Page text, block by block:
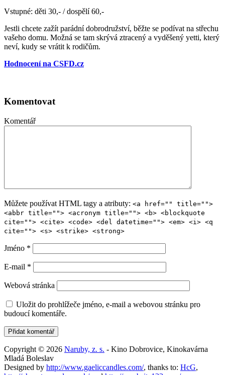
Vstupné: děti 30,- / dospělí 60,-
Jestli chcete zažít parádní dobrodružství, běžte se podívat na střechu
vašeho domu. Možná se tam skrývá ztracený a vyděšený yetti, který
neví, kudy se vrátit k rodičům.
Hodnocení na CSFD.cz
Komentovat
Komentář
Můžete používat HTML tagy a atributy: <a href="" title="">
<abbr title=""> <acronym title=""> <b> <blockquote
cite=""> <cite> <code> <del datetime=""> <em> <i> <q
cite=""> <s> <strike> <strong>
Jméno *
E-mail *
Webová stránka
Uložit do prohlížeče jméno, e-mail a webovou stránku pro
budoucí komentáře.
Copyright © 2026 Naruby, z. s. - Kino Dobrovice, Kinokavárna
Mladá Boleslav
Designed by http://www.gaeliccandles.com/, thanks to: HcG,